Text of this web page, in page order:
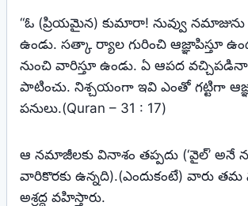
“ఓ (ప్రియమైన) కుమారా! నువ్వు నమాజును
ఉండు. సత్కా ర్యాల గురించి ఆజ్ఞాపిస్తూ
నుంచి వారిస్తూ ఉండు. ఏ ఆపద
పాటించు. నిశ్చయంగా ఇవి ఎంతో గట్టిగా
పనులు.(Quran – 31 : 17)
ఆ నమాజీలకు వినాశం తప్పదు (‘వైల్‌’ అనే
వారికొరకు ఉన్నది).(ఎందుకంటే) వారు తమ
అశ్రద్ధ వహిస్తారు.